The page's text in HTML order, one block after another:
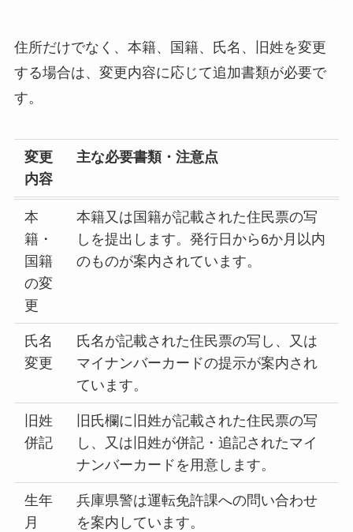
住所だけでなく、本籍、国籍、氏名、旧姓を変更
する場合は、変更内容に応じて追加書類が必要で
す。
変更
内容
主な必要書類・注意点
本
籍・
国籍
の変
更
本籍又は国籍が記載された住民票の写
しを提出します。発行日から6か月以内
のものが案内されています。
氏名
変更
氏名が記載された住民票の写し、又は
マイナンバーカードの提示が案内され
ています。
旧姓
併記
旧氏欄に旧姓が記載された住民票の写
し、又は旧姓が併記・追記されたマイ
ナンバーカードを用意します。
生年
月
兵庫県警は運転免許課への問い合わせ
を案内しています。